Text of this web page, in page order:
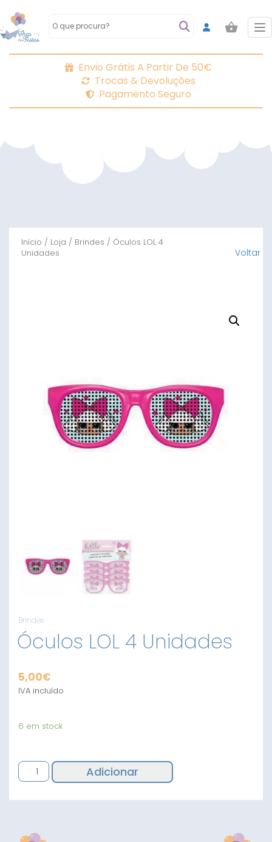
Envio Grátis A Partir De 50€
Trocas & Devoluções
Pagamento Seguro
Início / Loja / Brindes / Óculos LOL 4
Unidades
Voltar
Brindes
Óculos LOL 4 Unidades
5,00€
IVA incluído
6 em stock
Quantidade
de
LOL
Adicionar